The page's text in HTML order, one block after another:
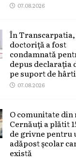
07.08.2026
În Transcarpatia,
doctoriță a fost
condamnată
depus declarația
pe suport de
07.08.2026
O comunitate din
Cernăuți a plătit
de grivne pentru
adăpost școlar
există